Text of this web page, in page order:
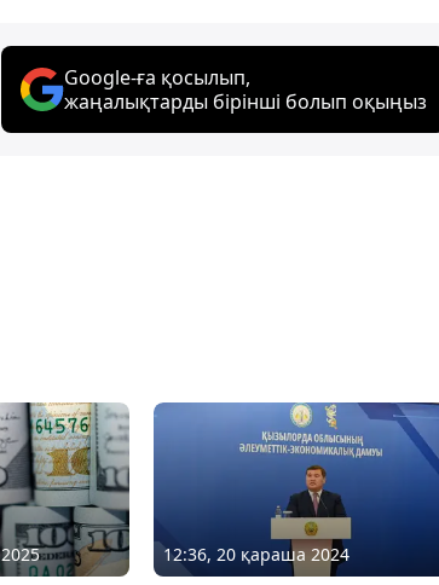
Google-ға қосылып,
жаңалықтарды бірінші болып оқыңыз
12:36, 20 қараша 2024